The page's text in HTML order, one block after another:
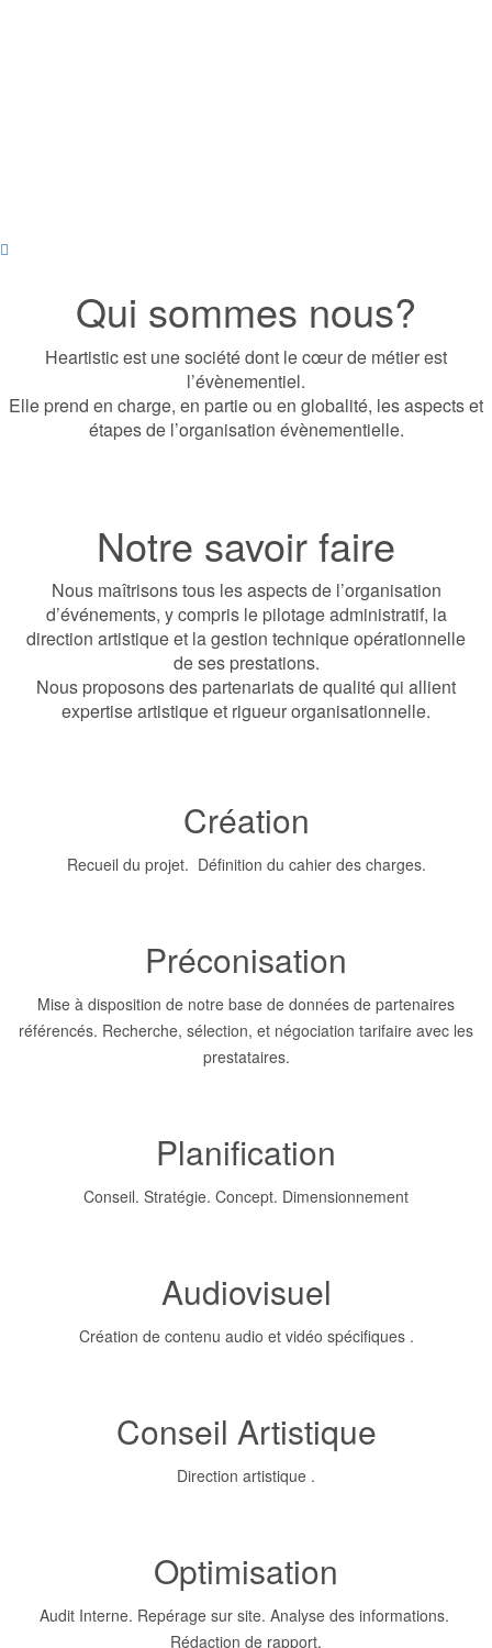
Qui sommes nous?
Heartistic est une société dont le cœur de métier est
l’évènementiel.
Elle prend en charge, en partie ou en globalité, les aspects et
étapes de l’organisation évènementielle.
Notre savoir faire
Nous maîtrisons tous les aspects de l’organisation
d’événements, y compris le pilotage administratif, la
direction artistique et la gestion technique opérationnelle
de ses prestations.
Nous proposons des partenariats de qualité qui allient
expertise artistique et rigueur organisationnelle.
Création
Recueil du projet. Définition du cahier des charges.
Préconisation
Mise à disposition de notre base de données de partenaires
référencés. Recherche, sélection, et négociation tarifaire avec les
prestataires.
Planification
Conseil. Stratégie. Concept. Dimensionnement
Audiovisuel
Création de contenu audio et vidéo spécifiques .
Conseil Artistique
Direction artistique .
Optimisation
Audit Interne. Repérage sur site. Analyse des informations.
Rédaction de rapport.